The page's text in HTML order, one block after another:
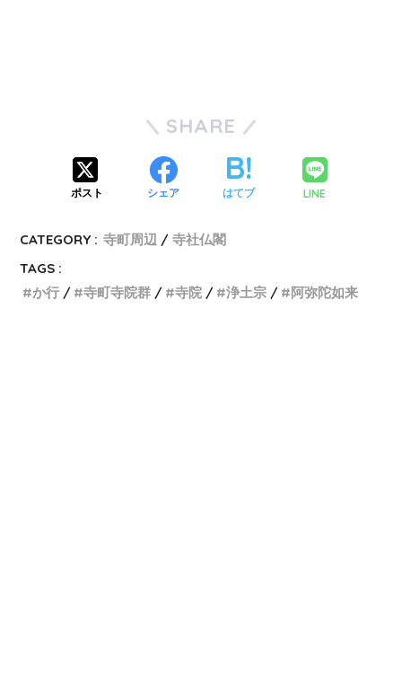
SHARE
ポスト シェア はてブ LINE
CATEGORY : 寺町周辺
寺社仏閣
TAGS :
か行
寺町寺院群 寺院 浄土宗 阿弥陀如来